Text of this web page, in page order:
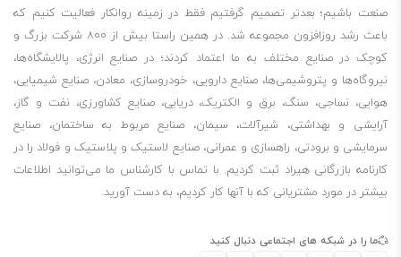
صنعت باشیم؛ بعدتر تصمیم گرفتیم فقط در زمینه روانکار فعالیت کنیم که
باعث رشد روزافزون مجموعه شد. در همین راستا بیش از 800 شرکت بزرگ و
کوچک در صنایع مختلف به ما اعتماد کردند؛ در صنایع انرژی، پالایشگاه‌ها،
نیروگاه‌ها و پتروشیمی‌ها، صنایع دارویی، خودروسازی، معادن، صنایع شیمیایی،
هوایی، نساجی، سنگ، برق و الکتریک، دریایی، صنایع کشاورزی، نفت و گاز،
آرایشی و بهداشتی، شیرآلات، سیمان، صنایع مربوط به ساختمان، صنایع
سرمایشی و برودتی، راهسازی و عمرانی، صنایع لاستیک و پلاستیک و فولاد را در
کارنامه بازرگانی هیراد ثبت کردیم. با تماس با کارشناس ما می‌توانید اطلاعات
بیشتر در مورد مشتریانی که با آنها کار کردیم، به دست آورید.
ما را در شبکه های اجتماعی دنبال کنید